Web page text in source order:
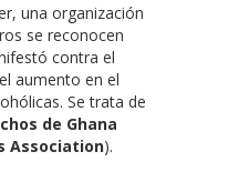
una organización
se reconocen
contra el
aumento en el
Se trata de
de Ghana
Association).